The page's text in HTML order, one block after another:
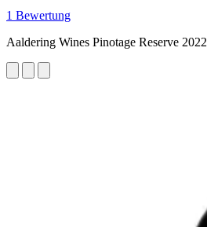
1 Bewertung
Aaldering Wines Pinotage Reserve 2022